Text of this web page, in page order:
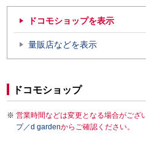
ドコモショップを表示
量販店などを表示
ドコモショップ
営業時間などは変更となる場合がござ
プ／d gardenからご確認ください。